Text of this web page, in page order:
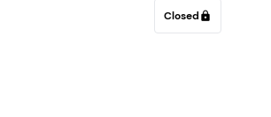
Closed lock